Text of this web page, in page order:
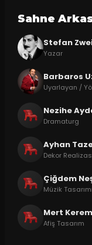
Sahne
Stefan
Yazar
Barbaros
Uyarlayan /
Nezihe
Dramaturg
Ayhan
Dekor
Çiğdem
Müzik Tasarımı
Mert
Afiş Tasarım